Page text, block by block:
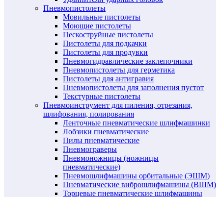
Пневмопистолеты
Мовильные пистолеты
Моющие пистолеты
Пескоструйные пистолеты
Пистолеты для подкачки
Пистолеты для продувки
Пневмогидравлические заклепочники
Пневмопистолеты для герметика
Пистолеты для антигравия
Пневмопистолеты для заполнения пустот
Текстурные пистолеты
Пневмоинструмент для пиления, отрезания,
шлифования, полирования
Ленточные пневматические шлифмашинки
Лобзики пневматические
Пилы пневматические
Пневмограверы
Пневмоножницы (ножницы
пневматические)
Пневмошлифмашины орбитальные (ЭШМ)
Пневматические виброшлифмашины (ВШМ)
Торцевые пневматические шлифмашины